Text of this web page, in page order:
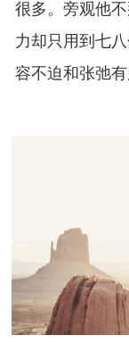
很多。旁观他
力却只用到七
容不迫和张弛